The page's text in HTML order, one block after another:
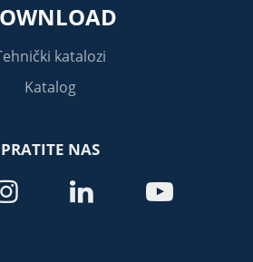
katalozi
Katalog
PRATITE NAS
 